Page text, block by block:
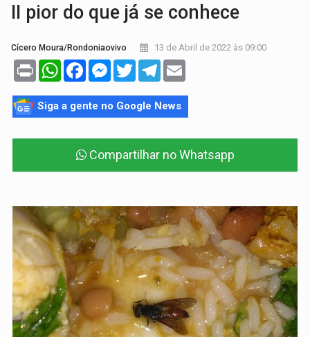
II pior do que já se conhece
Cícero Moura/Rondoniaovivo 13 de Abril de 2022 às 09:00
Print WhatsAppFacebookMessenger
TwitterTelegram
Siga a gente no Google News
Compartilhar no Whatsapp